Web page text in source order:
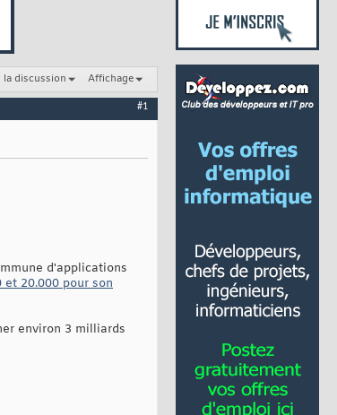
la discussion Affichage
#1
d'applications
et 20.000 pour son
environ 3 milliards